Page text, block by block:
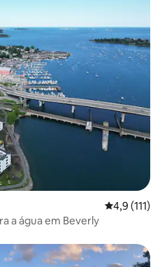
4,9 de uma
4,9 (111)
a água em Beverly